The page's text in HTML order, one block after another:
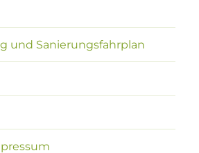
und Sanierungsfahrplan